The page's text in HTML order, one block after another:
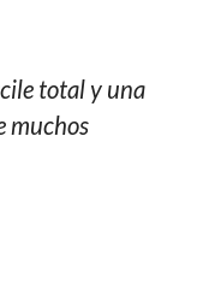
total y una
muchos